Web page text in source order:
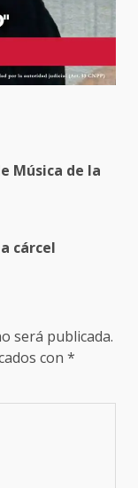
Música de la
cárcel
será publicada.
con *